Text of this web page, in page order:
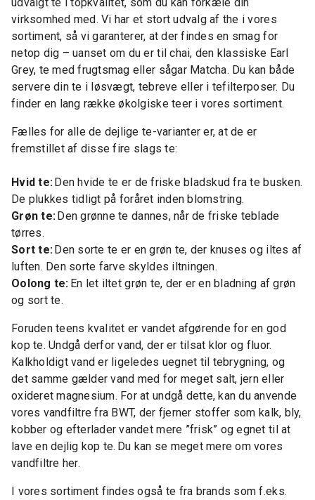
virksomhed med. Vi har et stort udvalg af the i vores
sortiment, så vi garanterer, at der findes en smag for
netop dig – uanset om du er til chai, den klassiske Earl
Grey, te med frugtsmag eller sågar Matcha. Du kan både
servere din te i løsvægt, tebreve eller i tefilterposer. Du
finder en lang række økolgiske teer i vores sortiment.
Fælles for alle de dejlige te-varianter er, at de er
fremstillet af disse fire slags te:
Hvid te:Den hvide te er de friske bladskud fra te busken.
De plukkes tidligt på foråret inden blomstring.
Grøn te:Den grønne te dannes, når de friske teblade
tørres.
Sort te:Den sorte te er en grøn te, der knuses og iltes af
luften. Den sorte farve skyldes iltningen.
Oolong te: En let iltet grøn te, der er en bladning af grøn
og sort te.
Foruden teens kvalitet er vandet afgørende for en god
kop te. Undgå derfor vand, der er tilsat klor og fluor.
Kalkholdigt vand er ligeledes uegnet til tebrygning, og
det samme gælder vand med for meget salt, jern eller
oxideret magnesium. For at undgå dette, kan du anvende
vores vandfiltre fra BWT, der fjerner stoffer som kalk, bly,
kobber og efterlader vandet mere ”frisk” og egnet til at
lave en dejlig kop te. Du kan se meget mere om vores
vandfiltre her.
I vores sortiment findes også te fra brands som f.eks.